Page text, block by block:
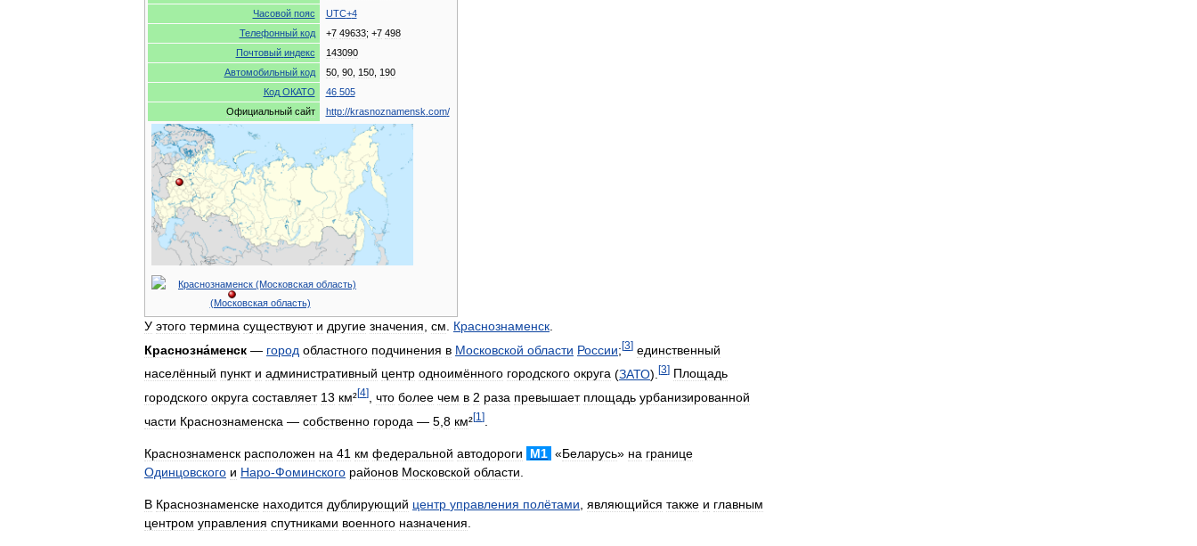
Часовой пояс UTC+4
Телефонный код +7 49633; +7 498
Почтовый индекс
143090
Автомобильный код 50, 90, 150, 190
Код ОКАТО 46 505
Официальный сайт http://krasnoznamensk com/
У этого термина существуют и другие значения см Краснознаменск
Краснозна́менск — город областного подчинения в Московской области России;[3] единственный
населённый пункт и административный центр одноимённого городского округа (ЗАТО). [3] Площадь
городского округа составляет 13 км²[4] что более чем в 2 раза превышает площадь урбанизированной
части Краснознаменска — собственно города — 5 8 км²[1 ]
Краснознаменск расположен на 41 км федеральной автодороги M1 «Беларусь» на границе
Одинцовского и Наро-Фоминского районов Московской области
В Краснознаменске находится дублирующий центр управления полётами являющийся также и главным
центром управления спутниками военного назначения